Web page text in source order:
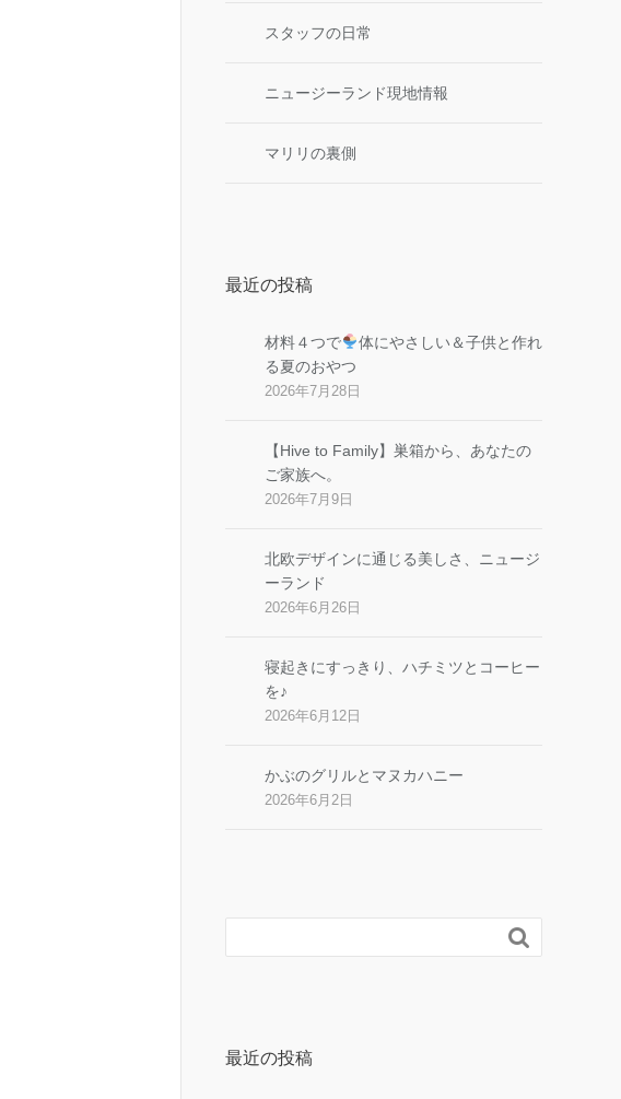
スタッフの日常
ニュージーランド現地情報
マリリの裏側
最近の投稿
材料４つで
体にやさしい＆子供と作れ
る夏のおやつ
2026年7月28日
【Hive to Family】巣箱から、あなたの
ご家族へ。
2026年7月9日
北欧デザインに通じる美しさ、ニュージ
ーランド
2026年6月26日
寝起きにすっきり、ハチミツとコーヒー
を♪
2026年6月12日
かぶのグリルとマヌカハニー
2026年6月2日

最近の投稿